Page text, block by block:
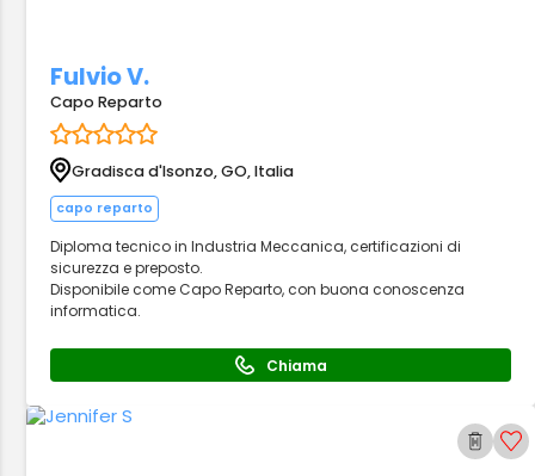
Fulvio V.
Capo Reparto
Gradisca d'Isonzo, GO, Italia
capo reparto
Diploma tecnico in Industria Meccanica, certificazioni di
sicurezza e preposto.
Disponibile come Capo Reparto, con buona conoscenza
informatica.
Chiama